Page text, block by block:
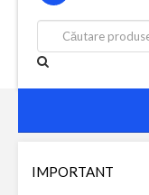
Servicii
Productie
Contact
IMPORTANT